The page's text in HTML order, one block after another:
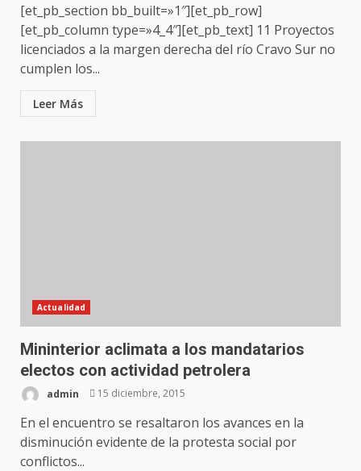
[et_pb_section bb_built=»1″][et_pb_row]
[et_pb_column type=»4_4″][et_pb_text] 11 Proyectos
licenciados a la margen derecha del río Cravo Sur no
cumplen los...
Leer Más
Actualidad
Mininterior aclimata a los mandatarios
electos con actividad petrolera
admin 15 diciembre, 2015
En el encuentro se resaltaron los avances en la
disminución evidente de la protesta social por
conflictos...